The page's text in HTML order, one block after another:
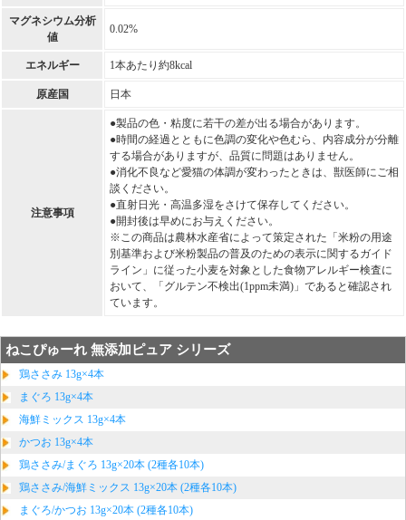
マグネシウム分析
値
0.02%
エネルギー 1本あたり約8kcal
原産国 日本
注意事項
●製品の色・粘度に若干の差が出る場合があります。
●時間の経過とともに色調の変化や色むら、内容成分が分離
する場合がありますが、品質に問題はありません。
●消化不良など愛猫の体調が変わったときは、獣医師にご相
談ください。
●直射日光・高温多湿をさけて保存してください。
●開封後は早めにお与えください。
※この商品は農林水産省によって策定された「米粉の用途
別基準および米粉製品の普及のための表示に関するガイド
ライン」に従った小麦を対象とした食物アレルギー検査に
おいて、「グルテン不検出(1ppm未満)」であると確認され
ています。
ねこぴゅーれ 無添加ピュア シリーズ
鶏ささみ 13g×4本
まぐろ 13g×4本
海鮮ミックス 13g×4本
かつお 13g×4本
鶏ささみ/まぐろ 13g×20本 (2種各10本)
鶏ささみ/海鮮ミックス 13g×20本 (2種各10本)
まぐろ/かつお 13g×20本 (2種各10本)